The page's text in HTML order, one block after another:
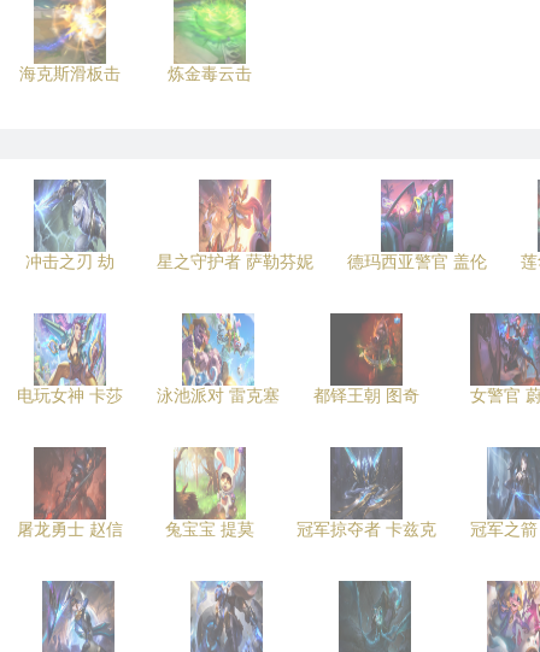
海克斯滑板击 炼金毒云击
冲击之刃 劫 星之守护者 萨勒芬妮 德玛西亚警官 盖伦
电玩女神 卡莎 泳池派对 雷克塞 都铎王朝 图奇 女警官
屠龙勇士 赵信 兔宝宝 提莫 冠军掠夺者 卡兹克 冠军之